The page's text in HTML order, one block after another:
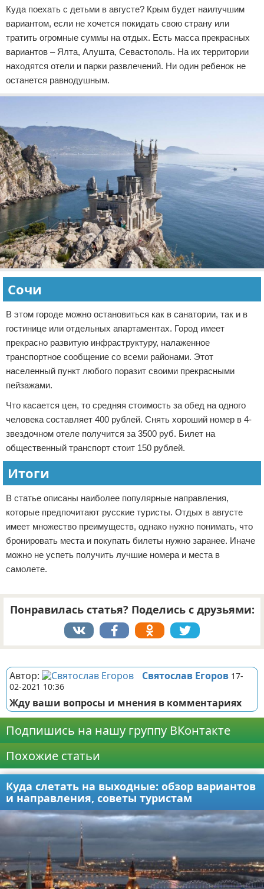
Куда поехать с детьми в августе? Крым будет наилучшим
вариантом, если не хочется покидать свою страну или
тратить огромные суммы на отдых. Есть масса прекрасных
вариантов – Ялта, Алушта, Севастополь. На их территории
находятся отели и парки развлечений. Ни один ребенок не
останется равнодушным.
Сочи
В этом городе можно остановиться как в санатории, так и в
гостинице или отдельных апартаментах. Город имеет
прекрасно развитую инфраструктуру, налаженное
транспортное сообщение со всеми районами. Этот
населенный пункт любого поразит своими прекрасными
пейзажами.
Что касается цен, то средняя стоимость за обед на одного
человека составляет 400 рублей. Снять хороший номер в 4-
звездочном отеле получится за 3500 руб. Билет на
общественный транспорт стоит 150 рублей.
Итоги
В статье описаны наиболее популярные направления,
которые предпочитают русские туристы. Отдых в августе
имеет множество преимуществ, однако нужно понимать, что
бронировать места и покупать билеты нужно заранее. Иначе
можно не успеть получить лучшие номера и места в
самолете.
Понравилась статья? Поделись с друзьями:
Автор: Святослав Егоров 17-
02-2021 10:36
Жду ваши вопросы и мнения в комментариях
Подпишись на нашу группу ВКонтакте
Похожие статьи
Куда слетать на выходные: обзор вариантов
и направления, советы туристам